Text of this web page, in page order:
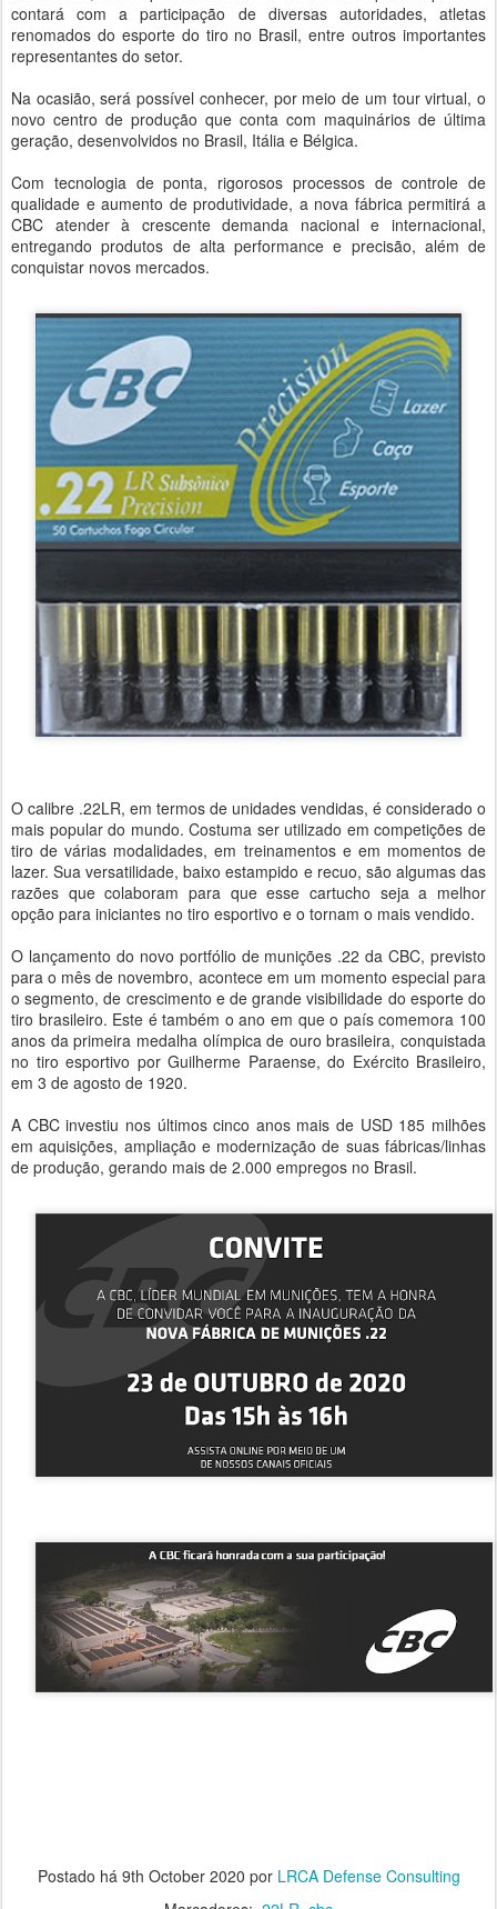
contará com a participação de diversas autoridades, atletas
renomados do esporte do tiro no Brasil, entre outros importantes
representantes do setor.
Na ocasião, será possível conhecer, por meio de um tour virtual, o
novo centro de produção que conta com maquinários de última
geração, desenvolvidos no Brasil, Itália e Bélgica.
Com tecnologia de ponta, rigorosos processos de controle de
qualidade e aumento de produtividade, a nova fábrica permitirá a
CBC atender à crescente demanda nacional e internacional,
entregando produtos de alta performance e precisão, além de
conquistar novos mercados.
O calibre .22LR, em termos de unidades vendidas, é considerado o
mais popular do mundo. Costuma ser utilizado em competições de
tiro de várias modalidades, em treinamentos e em momentos de
lazer. Sua versatilidade, baixo estampido e recuo, são algumas das
razões que colaboram para que esse cartucho seja a melhor
opção para iniciantes no tiro esportivo e o tornam o mais vendido.
O lançamento do novo portfólio de munições .22 da CBC, previsto
para o mês de novembro, acontece em um momento especial para
o segmento, de crescimento e de grande visibilidade do esporte do
tiro brasileiro. Este é também o ano em que o país comemora 100
anos da primeira medalha olímpica de ouro brasileira, conquistada
no tiro esportivo por Guilherme Paraense, do Exército Brasileiro,
em 3 de agosto de 1920.
A CBC investiu nos últimos cinco anos mais de USD 185 milhões
em aquisições, ampliação e modernização de suas fábricas/linhas
de produção, gerando mais de 2.000 empregos no Brasil.
Postado há 9th October 2020 por LRCA Defense Consulting